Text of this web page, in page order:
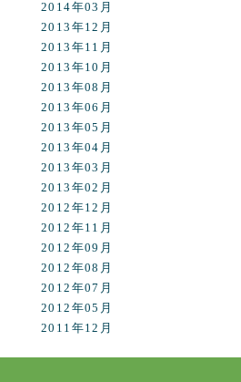
2014年03月
2013年12月
2013年11月
2013年10月
2013年08月
2013年06月
2013年05月
2013年04月
2013年03月
2013年02月
2012年12月
2012年11月
2012年09月
2012年08月
2012年07月
2012年05月
2011年12月